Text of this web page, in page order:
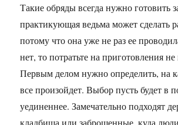
Такие обряды всегда нужно готовить
практикующая ведьма может сделать
потому что она уже не раз ее
нет, то потратьте на приготовления
Первым делом нужно определить, на
все произойдет. Выбор пусть будет в
уединеннее. Замечательно подходят
кладбища или заброшенные, куда